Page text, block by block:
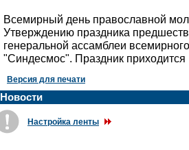
Всемирный день православной
Утверждению праздника
генеральной ассамблеи
"Синдесмос". Праздник
Версия для печати
Новости
Настройка ленты